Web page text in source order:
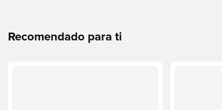
Recomendado para ti